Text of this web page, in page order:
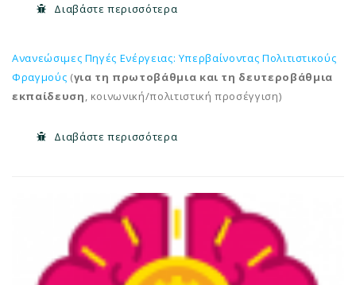
Διαβάστε περισσότερα
Ανανεώσιμες Πηγές Ενέργειας: Υπερβαίνοντας Πολιτιστικούς
Φραγμούς (για τη πρωτοβάθμια και τη δευτεροβάθμια
εκπαίδευση, κοινωνική/πολιτιστική προσέγγιση)
Διαβάστε περισσότερα